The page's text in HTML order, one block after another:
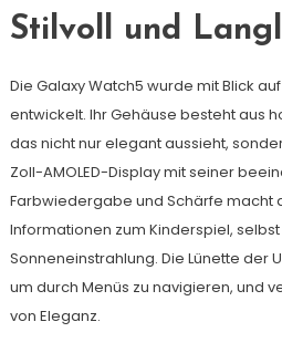
Stilvoll und
Die Galaxy Watch5 wurde mit Blick
entwickelt. Ihr Gehäuse besteht aus
das nicht nur elegant aussieht,
Zoll-AMOLED-Display mit seiner
Farbwiedergabe und Schärfe macht
Informationen zum Kinderspiel,
Sonneneinstrahlung. Die Lünette der
um durch Menüs zu navigieren, und
von Eleganz.